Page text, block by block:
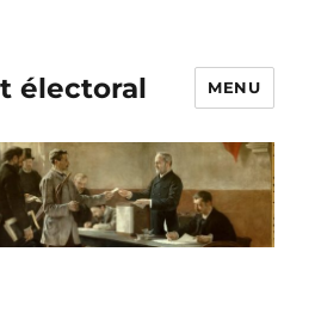
électoral MENU